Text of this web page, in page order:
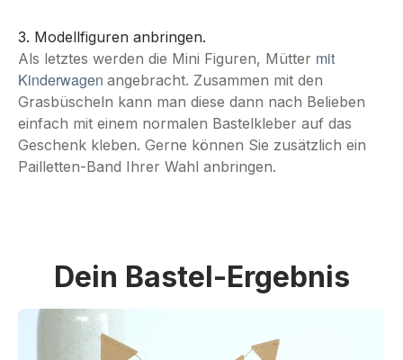
3. Modellfiguren anbringen.
Als letztes werden die Mini Figuren, Mütter mit
Kinderwagen angebracht. Zusammen mit den
Grasbüscheln kann man diese dann nach Belieben
einfach mit einem normalen Bastelkleber auf das
Geschenk kleben. Gerne können Sie zusätzlich ein
Pailletten-Band Ihrer Wahl anbringen.
Dein Bastel-Ergebnis